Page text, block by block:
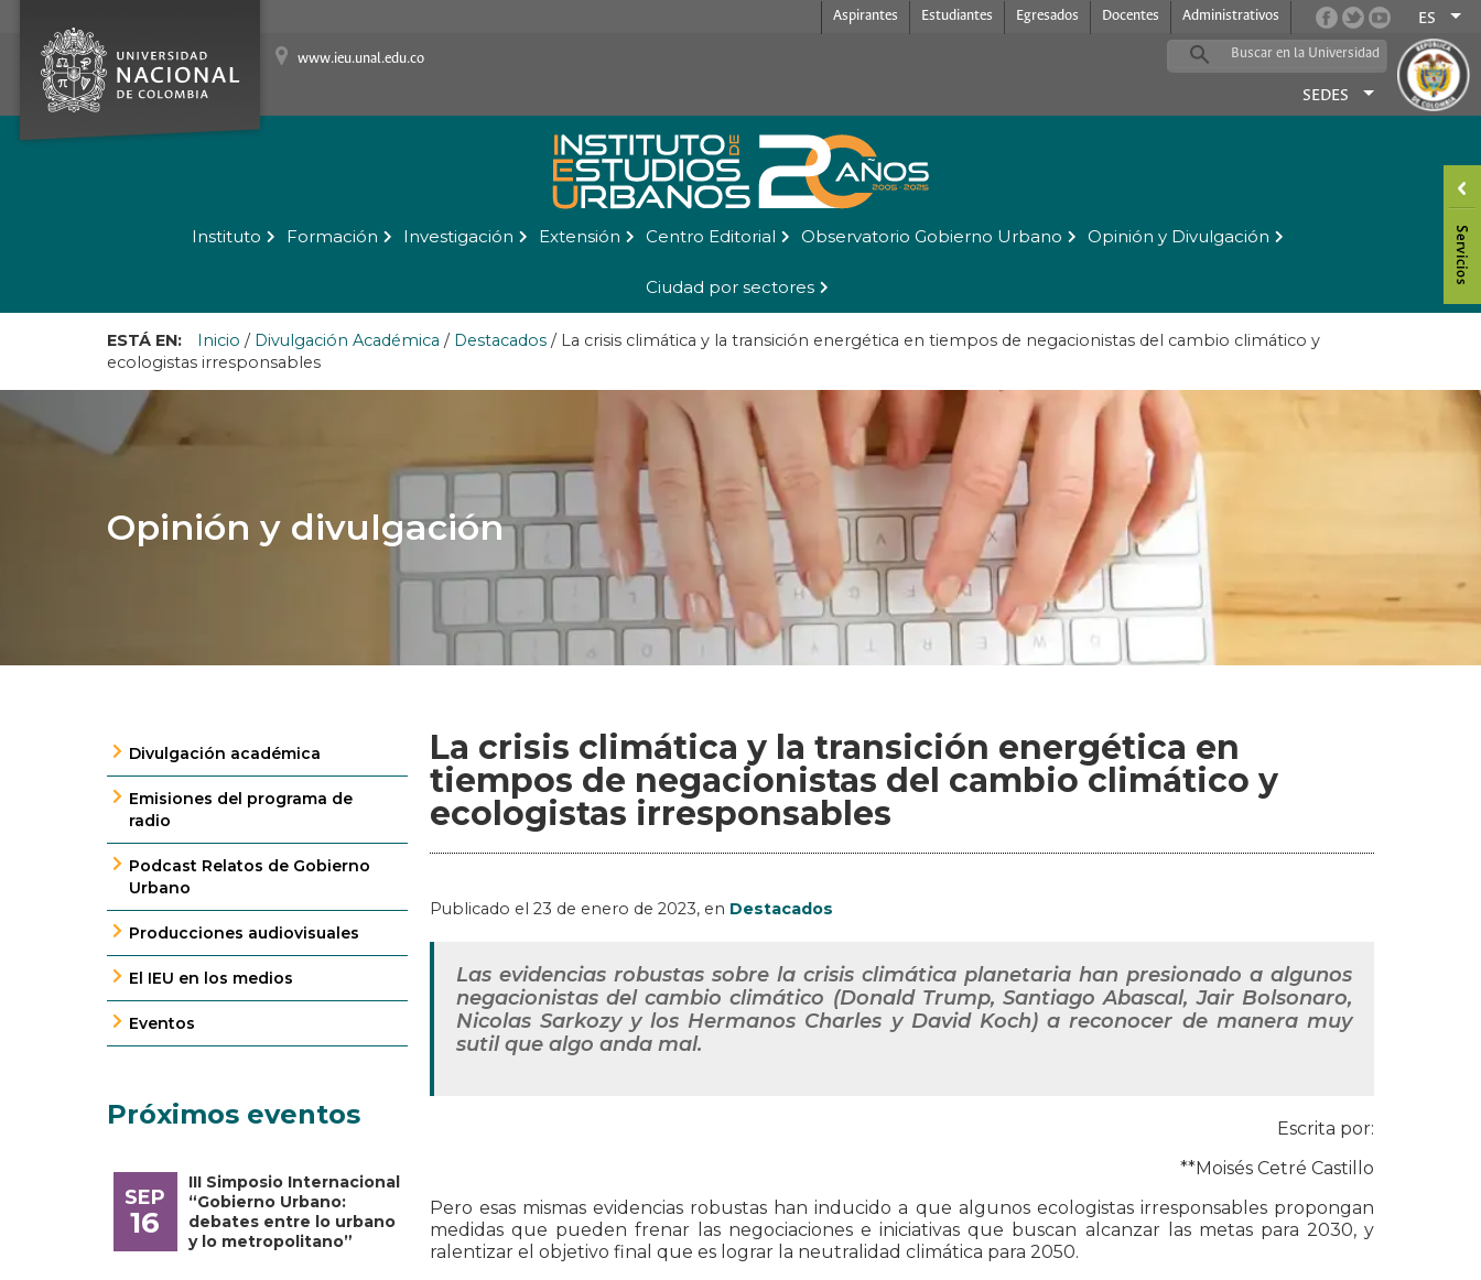
Aspirantes Estudiantes Egresados Docentes Administrativos ES
www.ieu.unal.edu.co
SEDES
Instituto Formación Investigación Extensión Centro Editorial Observatorio Gobierno Urbano Opinión y Divulgación
Ciudad por sectores
ESTÁ EN: Inicio / Divulgación Académica / Destacados / La crisis climática y la transición energética en tiempos de negacionistas del cambio climático y
ecologistas irresponsables
Opinión y divulgación
Divulgación académica
Emisiones del programa de
radio
Podcast Relatos de Gobierno
Urbano
Producciones audiovisuales
El IEU en los medios
Eventos
Próximos eventos
SEP
16
III Simposio Internacional
“Gobierno Urbano:
debates entre lo urbano
y lo metropolitano”
La crisis climática y la transición energética en
tiempos de negacionistas del cambio climático y
ecologistas irresponsables
Publicado el 23 de enero de 2023, en Destacados
Las evidencias robustas sobre la crisis climática planetaria han presionado a algunos
negacionistas del cambio climático (Donald Trump, Santiago Abascal, Jair Bolsonaro,
Nicolas Sarkozy y los Hermanos Charles y David Koch) a reconocer de manera muy
sutil que algo anda mal.
Escrita por:
**Moisés Cetré Castillo
Pero esas mismas evidencias robustas han inducido a que algunos ecologistas irresponsables propongan
medidas que pueden frenar las negociaciones e iniciativas que buscan alcanzar las metas para 2030, y
ralentizar el objetivo final que es lograr la neutralidad climática para 2050.